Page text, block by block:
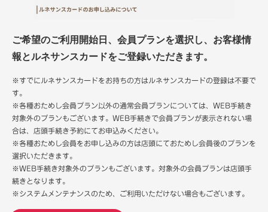
ご希望のご利用開始日、会員プランを選択し、お客様情
報とルネサンスカードをご登録いただきます。
※すでにルネサンスカードをお持ちの方はルネサンスカードの登録は不要で
す。
※各種おためし会員プラン以外の通常会員プランについては、WEB手続き
対象外のプランもございます。WEB手続きで会員プランが表示されない場
合は、店頭手続き予約にてお申込みください。
※各種おためし会員をお申し込みの方は店頭にておためし会員後のプランを
選択いただきます。
※WEB手続き対象外のプランもございます。対象外の会員プランは店頭手
続きとなります。
※システムメンテナンスのため、ご利用いただけない場合もございます。